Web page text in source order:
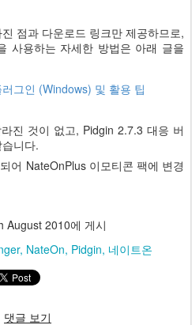
점과 다운로드 링크만 제공하므로,
사용하는 자세한 방법은 아래 글을
그인 (Windows) 및 활용 팁
진 것이 없고, Pidgin 2.7.3 대응 버
니다.
어 NateOnPlus 이모티콘 팩에 변경
August 2010에 게시
NateOn Pidgin 네이트온
댓글 보기